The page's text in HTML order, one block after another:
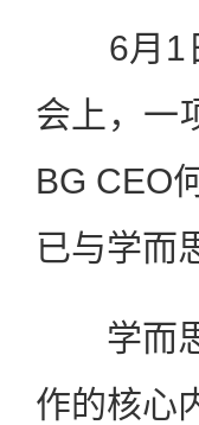
6月1日
会上，一
BG CEO
已与学而
学而思
作的核心